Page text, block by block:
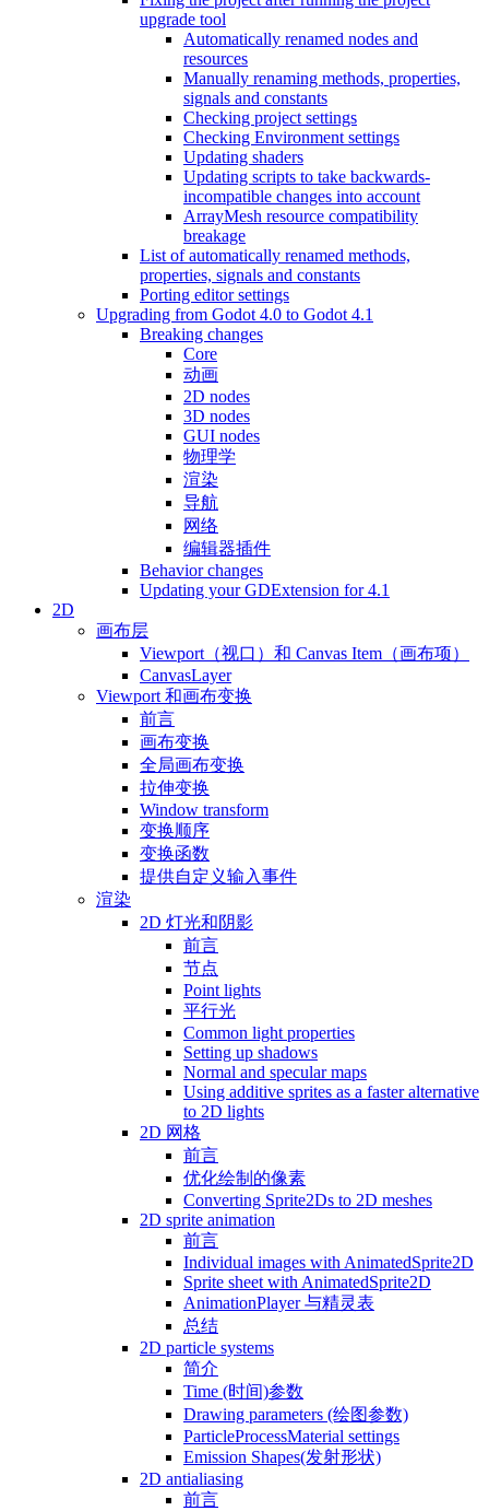
upgrade tool
Automatically renamed nodes and
resources
Manually renaming methods, properties,
signals and constants
Checking project settings
Checking Environment settings
Updating shaders
Updating scripts to take backwards-
incompatible changes into account
ArrayMesh resource compatibility
breakage
List of automatically renamed methods,
properties, signals and constants
Porting editor settings
Upgrading from Godot 4.0 to Godot 4.1
Breaking changes
Core
动画
2D nodes
3D nodes
GUI nodes
物理学
渲染
导航
网络
编辑器插件
Behavior changes
Updating your GDExtension for 4.1
2D
画布层
Viewport（视口）和 Canvas Item（画布项）
CanvasLayer
Viewport 和画布变换
前言
画布变换
全局画布变换
拉伸变换
Window transform
变换顺序
变换函数
提供自定义输入事件
渲染
2D 灯光和阴影
前言
节点
Point lights
平行光
Common light properties
Setting up shadows
Normal and specular maps
Using additive sprites as a faster alternative
to 2D lights
2D 网格
前言
优化绘制的像素
Converting Sprite2Ds to 2D meshes
2D sprite animation
前言
Individual images with AnimatedSprite2D
Sprite sheet with AnimatedSprite2D
AnimationPlayer 与精灵表
总结
2D particle systems
简介
Time (时间)参数
Drawing parameters (绘图参数)
ParticleProcessMaterial settings
Emission Shapes(发射形状)
2D antialiasing
前言